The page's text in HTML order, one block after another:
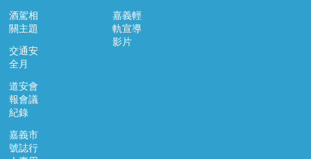
酒駕相
關主題
交通安
全月
道安會
報會議
紀錄
嘉義市
號誌行
嘉義輕
軌宣導
影片